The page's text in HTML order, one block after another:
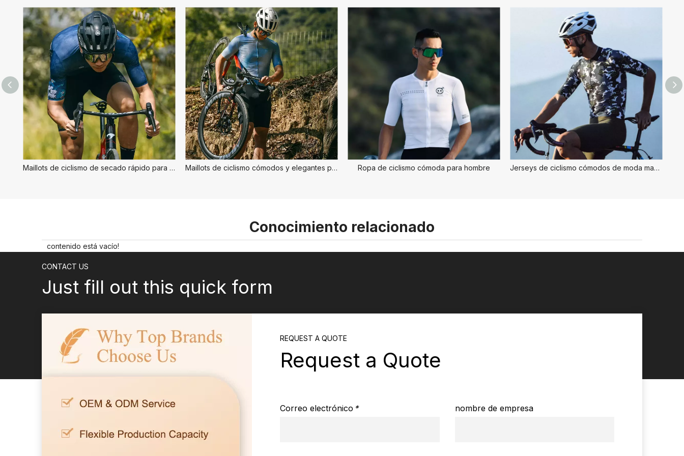
Maillots de ciclismo de secado rápido para hombre Maillots de ciclismo cómodos y elegantes para hombre Ropa de ciclismo cómoda para hombre Jerseys de ciclismo cómodos de moda masculina
Conocimiento relacionado
contenido está vacío!
CONTACT US
Just fill out this quick form
REQUEST A QUOTE
Request a Quote
*
Correo electrónico nombre de empresa